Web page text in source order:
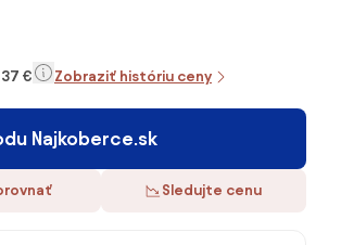
37 € Zobraziť históriu ceny
Najkoberce.sk
Sledujte cenu